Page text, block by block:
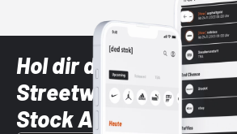
Hol dir die neuesten
Streetwear-Brands
Stock App